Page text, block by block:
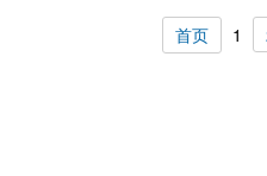
首页 1